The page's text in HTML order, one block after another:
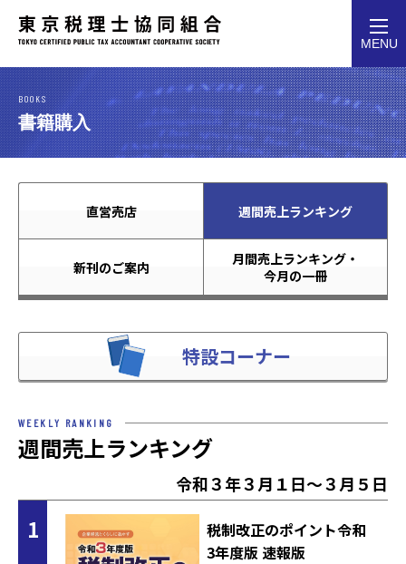
MENU
BOOKS
書籍購入
直営売店 週間売上ランキング
新刊のご案内
月間売上ランキング・
今月の一冊
特設コーナー
WEEKLY RANKING
週間売上ランキング
令和３年３月１日～３月５日
1
税制改正のポイント令和
3年度版 速報版